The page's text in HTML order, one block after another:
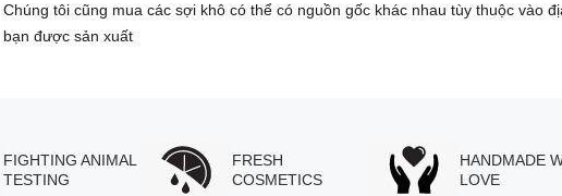
Chúng tôi cũng mua các sợi khô có thể có nguồn gốc khác nhau tùy thuộc vào
bạn được sản xuất
FIGHTING ANIMAL
TESTING
FRESH
COSMETICS
HANDMADE
LOVE